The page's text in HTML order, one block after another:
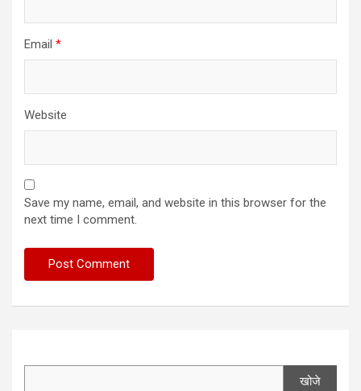
Email *
Website
Save my name, email, and website in this browser for the
next time I comment.
खोजे